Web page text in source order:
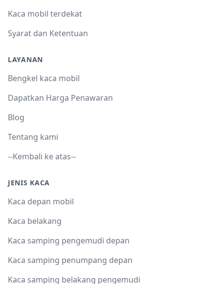
Kaca mobil terdekat
Syarat dan Ketentuan
LAYANAN
Bengkel kaca mobil
Dapatkan Harga Penawaran
Blog
Tentang kami
--Kembali ke atas--
JENIS KACA
Kaca depan mobil
Kaca belakang
Kaca samping pengemudi depan
Kaca samping penumpang depan
Kaca samping belakang pengemudi